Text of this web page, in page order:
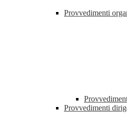
Provvedimenti
Provvedimenti